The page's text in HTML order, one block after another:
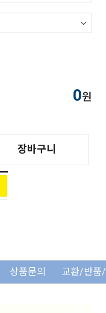
0원
장바구니
상품문의 교환/반품